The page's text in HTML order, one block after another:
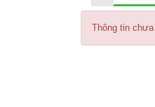
Thông tin